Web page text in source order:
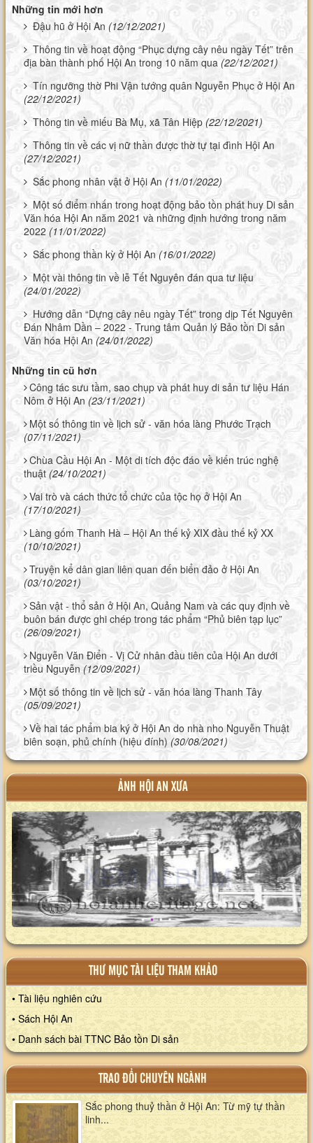
Những tin mới hơn
Đậu hũ ở Hội An (12/12/2021)
Thông tin về hoạt động “Phục dựng cây nêu ngày Tết” trên
địa bàn thành phố Hội An trong 10 năm qua (22/12/2021)
Tín ngưỡng thờ Phi Vận tướng quân Nguyễn Phục ở Hội An
(22/12/2021)
Thông tin về miếu Bà Mụ, xã Tân Hiệp (22/12/2021)
Thông tin về các vị nữ thần được thờ tự tại đình Hội An
(27/12/2021)
Sắc phong nhân vật ở Hội An (11/01/2022)
Một số điểm nhấn trong hoạt động bảo tồn phát huy Di sản
Văn hóa Hội An năm 2021 và những định hướng trong năm
2022 (11/01/2022)
Sắc phong thần kỳ ở Hội An (16/01/2022)
Một vài thông tin về lễ Tết Nguyên đán qua tư liệu
(24/01/2022)
Hướng dẫn “Dựng cây nêu ngày Tết” trong dịp Tết Nguyên
Đán Nhâm Dần – 2022 - Trung tâm Quản lý Bảo tồn Di sản
Văn hóa Hội An (24/01/2022)
Những tin cũ hơn
Công tác sưu tầm, sao chụp và phát huy di sản tư liệu Hán
Nôm ở Hội An (23/11/2021)
Một số thông tin về lịch sử - văn hóa làng Phước Trạch
(07/11/2021)
Chùa Cầu Hội An - Một di tích độc đáo về kiến trúc nghệ
thuật (24/10/2021)
Vai trò và cách thức tổ chức của tộc họ ở Hội An
(17/10/2021)
Làng gốm Thanh Hà – Hội An thế kỷ XIX đầu thế kỷ XX
(10/10/2021)
Truyện kể dân gian liên quan đến biển đảo ở Hội An
(03/10/2021)
Sản vật - thổ sản ở Hội An, Quảng Nam và các quy định về
buôn bán được ghi chép trong tác phẩm “Phủ biên tạp lục”
(26/09/2021)
Nguyễn Văn Điển - Vị Cử nhân đầu tiên của Hội An dưới
triều Nguyễn (12/09/2021)
Một số thông tin về lịch sử - văn hóa làng Thanh Tây
(05/09/2021)
Về hai tác phẩm bia ký ở Hội An do nhà nho Nguyễn Thuật
biên soạn, phủ chính (hiệu đính) (30/08/2021)
ẢNH HỘI AN XƯA
XEM ALBUM
XEM ALBUM
THƯ MỤC TÀI LIỆU THAM KHẢO
• Tài liệu nghiên cứu
• Sách Hội An
• Danh sách bài TTNC Bảo tồn Di sản
TRAO ĐỔI CHUYÊN NGÀNH
Sắc phong thuỷ thần ở Hội An: Từ mỹ tự thần
linh...